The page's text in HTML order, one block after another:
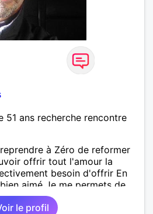
51 ans recherche rencontre
à Zéro de reformer
offrir tout l'amour la
besoin d'offrir En
aimé Je me permets de
et affectueuse
le profil